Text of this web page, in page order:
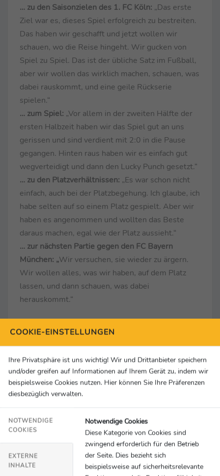
… zu den Saisonzielen des 1. FC Köln: „Das erste
Ziel war es, dieses Spiel erfolgreich zu bestreiten.
Das haben wir geschafft und jetzt wollen wir
schauen, wo die Reise hingeht. Wir gucken von
Spiel zu Spiel. Das ist der übliche Satz im Fußball,
aber wir wollen das wirklich machen, schauen, was
dabei rauskommt, und eine geile Rückserie
spielen.“
… zum Spiel: „Vor allem in der zweiten Hälfte der
ersten Halbzeit haben wir das Spiel gut an uns
gerissen und sind verdient mit 2:0 in die Pause
gegangen. Hinten raus haben wir es einfach gut
wegverteidigt und dann den Lucky Punch gesetzt.“
… zu den Platzverhältnissen: „Es war schon nicht
einfach, auch bei der Platzbegehung. Ich glaube, ich
habe selten auf so einem Platz gespielt. Aber wir
haben es angenommen und wollten das Beste
daraus machen, egal wie der Platz aussieht.“
… zur nächsten Partie gegen den FC Bayern
München: „Wir versuchen, sie wieder zu ärgern.
Wir wollen alles, was wir haben, auf dem Platz
lassen, und dann schauen, was dabei
herauskommt.“
Marvin Schwäbe (Torhüter 1. FC Köln) …
gespielt. Der Platz war nicht so von Vorteil, aber
wir haben nichts anbrennen lassen, die Tore
gemacht und am Ende verdient 3:1 gewonnen.“
Platz im Tor:
„Die nächsten drei Ligaspiele sind
mir, Timo wird im DFB-Pokal spielen. Danach wird
sich der Trainer festlegen, wer bis zum Saisonende
die Nummer eins ist. Ich freue mich darüber, dass
ich weiterhin die Chance bekomme, mich zu
COOKIE-EINSTELLUNGEN
Ihre Privatsphäre ist uns wichtig! Wir und Drittanbieter speichern
und/oder greifen auf Informationen auf Ihrem Gerät zu, indem wir
beispielsweise Cookies nutzen. Hier können Sie Ihre Präferenzen
diesbezüglich verwalten.
NOTWENDIGE
COOKIES
EXTERNE
INHALTE
Notwendige Cookies
Diese Kategorie von Cookies sind
zwingend erforderlich für den Betrieb
der Seite. Dies bezieht sich
beispielsweise auf sicherheitsrelevante